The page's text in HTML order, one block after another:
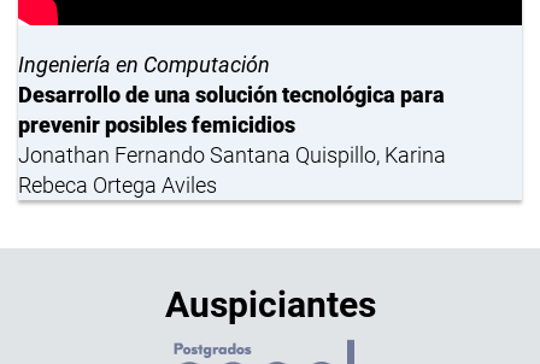
Ingeniería en Computación
Desarrollo de una solución tecnológica para
prevenir posibles femicidios
Jonathan Fernando Santana Quispillo, Karina
Rebeca Ortega Aviles
Auspiciantes